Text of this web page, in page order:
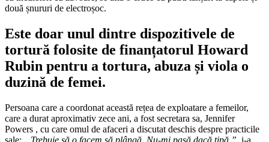
două șnururi de electroșoc.
Este doar unul dintre dispozitivele de
tortură folosite de finanțatorul Howard
Rubin pentru a tortura, abuza și viola o
duzină de femei.
Persoana care a coordonat această rețea de exploatare a femeilor,
care a durat aproximativ zece ani, a fost secretara sa, Jennifer
Powers , cu care omul de afaceri a discutat deschis despre practicile
sale: „ Trebuie să o facem să plângă. Nu-mi pasă dacă țipă ”, i-a